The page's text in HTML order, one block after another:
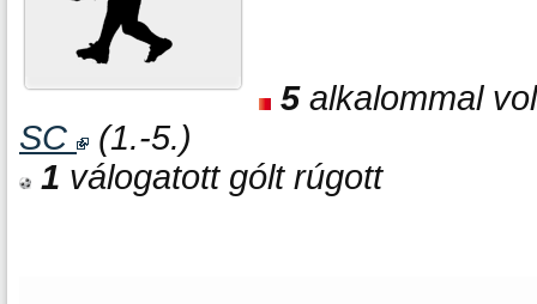
5alkalommal
SC
(1.-5.)
1 válogatott gólt rúgott